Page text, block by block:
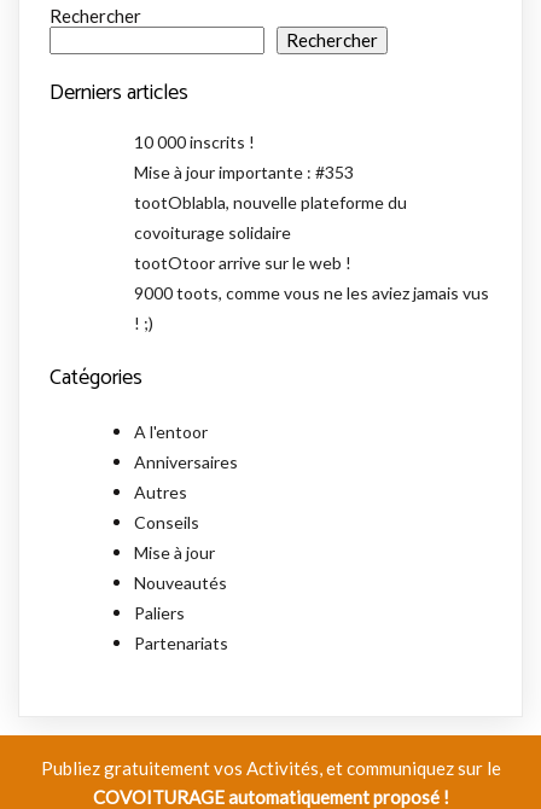
Rechercher
Rechercher
Derniers articles
10 000 inscrits !
Mise à jour importante : #353
tootOblabla, nouvelle plateforme du
covoiturage solidaire
tootOtoor arrive sur le web !
9000 toots, comme vous ne les aviez jamais vus
! ;)
Catégories
A l'entoor
Anniversaires
Autres
Conseils
Mise à jour
Nouveautés
Paliers
Partenariats
Publiez gratuitement vos Activités, et communiquez sur le
COVOITURAGE automatiquement proposé !